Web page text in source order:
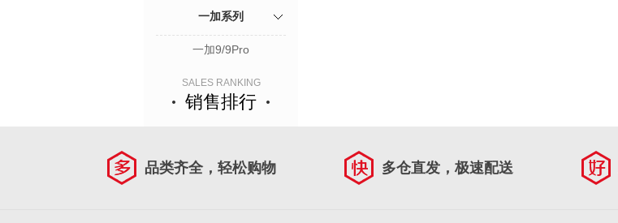
一加系列
一加9/9Pro
SALES RANKING
销售排行
品类齐全，轻松购物 多仓直发，极速配送